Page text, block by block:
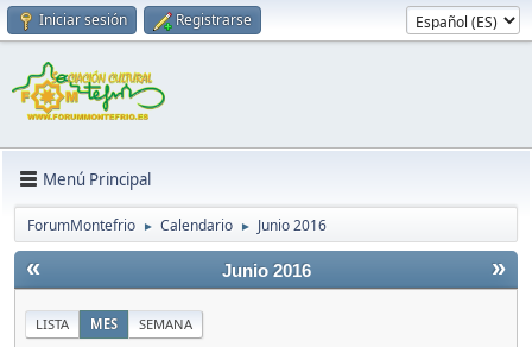
Iniciar sesión Registrarse
Menú Principal
ForumMontefrio ► Calendario ► Junio 2016
« »
Junio 2016
LISTA MES SEMANA